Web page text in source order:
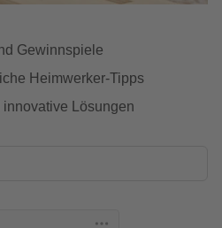
Gewinnspiele
Heimwerker-Tipps
Lösungen